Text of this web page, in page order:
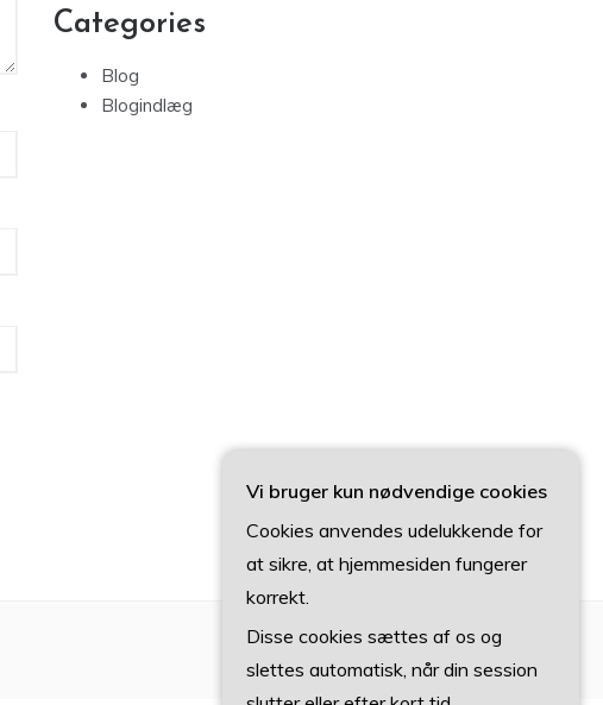
Categories
Blog
Blogindlæg
Vi bruger kun nødvendige cookies
Cookies anvendes udelukkende for
at sikre, at hjemmesiden fungerer
korrekt.
Disse cookies sættes af os og
slettes automatisk, når din session